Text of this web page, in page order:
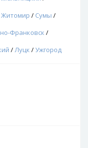
Житомир / Сумы /
Франковск /
/Луцк /Ужгород